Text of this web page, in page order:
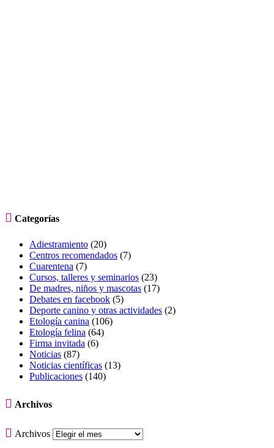
 Categorías
Adiestramiento (20)
Centros recomendados (7)
Cuarentena (7)
Cursos, talleres y seminarios (23)
De madres, niños y mascotas (17)
Debates en facebook (5)
Deporte canino y otras actividades (2)
Etología canina (106)
Etología felina (64)
Firma invitada (6)
Noticias (87)
Noticias científicas (13)
Publicaciones (140)
 Archivos
 Archivos